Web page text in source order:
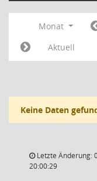
Monat
Aktuell
Keine Daten
Letzte Änderung:
20:00:29